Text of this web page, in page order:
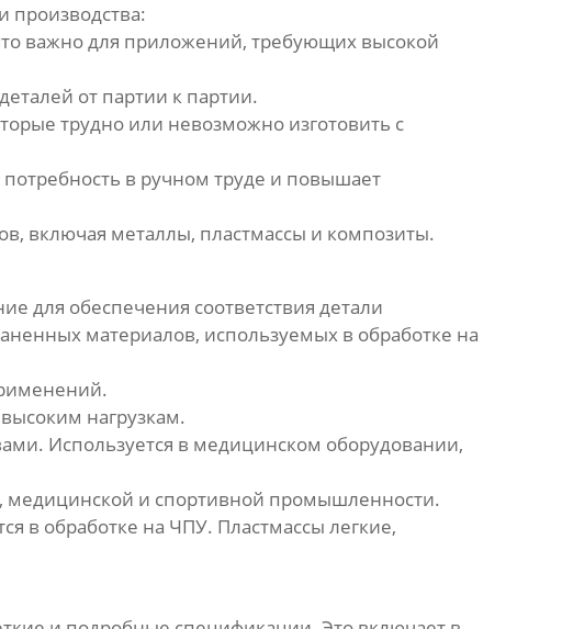
производства:
важно для приложений, требующих высокой
от партии к партии.
трудно или невозможно изготовить с
в ручном труде и повышает
включая металлы, пластмассы и композиты.
для обеспечения соответствия детали
материалов, используемых в обработке на
нагрузкам.
Используется в медицинском оборудовании,
медицинской и спортивной промышленности.
в обработке на ЧПУ. Пластмассы легкие,